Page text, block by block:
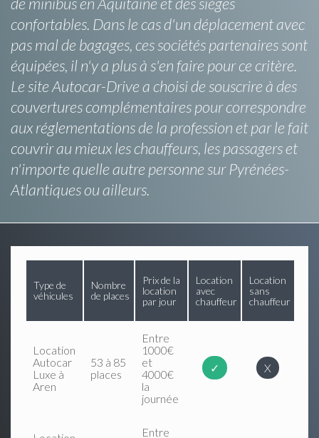
confortables. Dans le cas d'un déplacement avec
pas mal de bagages, ces sociétés partenaires sont
équipées, il n'y a plus à s'en faire pour ce critère.
Le site Autocar-Drive a choisi de souscrire à des
couvertures complémentaires pour correspondre
aux réglementations de la profession et par le fait
couvrir au mieux les chauffeurs, les passagers et
n'importe quelle autre personne sur Pyrénées-
Atlantiques ou ailleurs.
Type de
véhicules
Nombre
de places
Prix de la
location
par jour
Location
avec
chauffeur
Location
sans
chauffeur
Location
Autocar
Luxe à
Aren
53 à 85
places
Entre
1000€
et
4000€
la
journée
✓ X
Entre